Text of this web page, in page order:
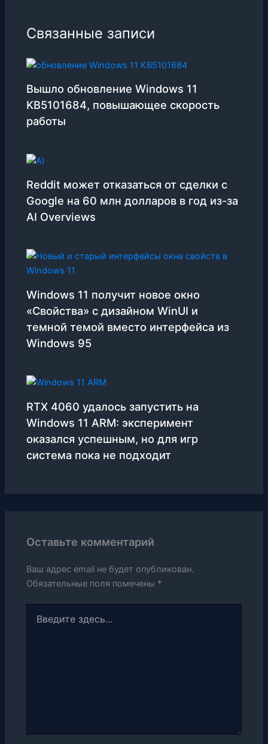
Связанные записи
Вышло обновление Windows 11
KB5101684, повышающее скорость
работы
Reddit может отказаться от сделки с
Google на 60 млн долларов в год из-за
AI Overviews
Windows 11 получит новое окно
«Свойства» с дизайном WinUI и
темной темой вместо интерфейса из
Windows 95
RTX 4060 удалось запустить на
Windows 11 ARM: эксперимент
оказался успешным, но для игр
система пока не подходит
Оставьте комментарий
Ваш адрес email не будет опубликован.
Обязательные поля помечены *
здесь...